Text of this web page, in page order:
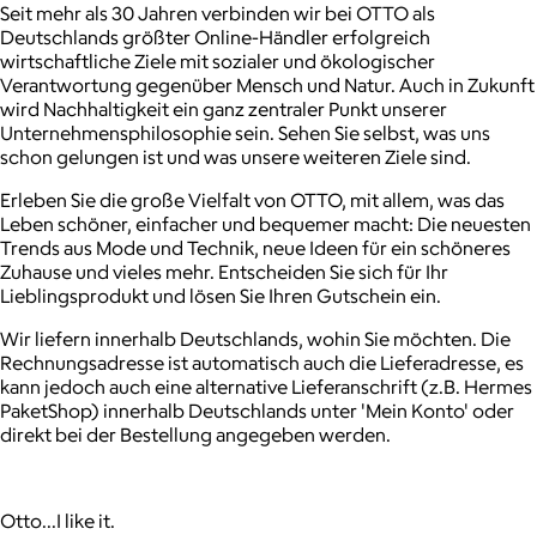
Seit mehr als 30 Jahren verbinden wir bei OTTO als
Deutschlands größter Online-Händler erfolgreich
wirtschaftliche Ziele mit sozialer und ökologischer
Verantwortung gegenüber Mensch und Natur. Auch in Zukunft
wird Nachhaltigkeit ein ganz zentraler Punkt unserer
Unternehmensphilosophie sein. Sehen Sie selbst, was uns
schon gelungen ist und was unsere weiteren Ziele sind.
Erleben Sie die große Vielfalt von OTTO, mit allem, was das
Leben schöner, einfacher und bequemer macht: Die neuesten
Trends aus Mode und Technik, neue Ideen für ein schöneres
Zuhause und vieles mehr. Entscheiden Sie sich für Ihr
Lieblingsprodukt und lösen Sie Ihren Gutschein ein.
Wir liefern innerhalb Deutschlands, wohin Sie möchten. Die
Rechnungsadresse ist automatisch auch die Lieferadresse, es
kann jedoch auch eine alternative Lieferanschrift (z.B. Hermes
PaketShop) innerhalb Deutschlands unter 'Mein Konto' oder
direkt bei der Bestellung angegeben werden.
Otto...I like it.